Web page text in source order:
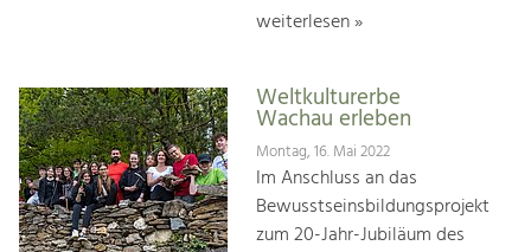
weiterlesen »
Weltkulturerbe
Wachau erleben
Montag, 16. Mai 2022
Im Anschluss an das
Bewusstseinsbildungsprojekt
zum 20-Jahr-Jubiläum des